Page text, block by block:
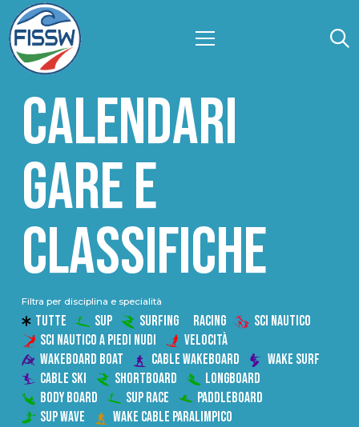
CALENDARI
GARE E
CLASSIFICHE
Filtra per disciplina e specialità
TUTTE SUP SURFING RACING
SCI NAUTICO
SCI NAUTICO A PIEDI NUDI
VELOCITÀ
WAKEBOARD BOAT
CABLE WAKEBOARD
WAKE SURF
CABLE SKI
SHORTBOARD
LONGBOARD
BODY BOARD
SUP RACE
PADDLEBOARD
SUP WAVE
WAKE CABLE PARALIMPICO